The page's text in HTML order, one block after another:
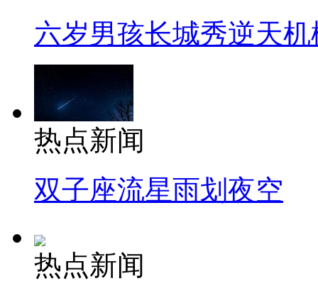
六岁男孩长城秀逆天机
热点新闻
双子座流星雨划夜空
热点新闻